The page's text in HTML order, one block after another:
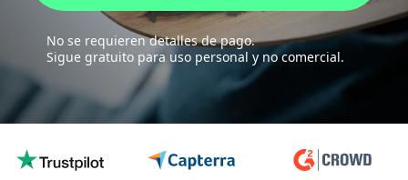
No se requieren detalles de pago.
Sigue gratuito para uso personal y no comercial.